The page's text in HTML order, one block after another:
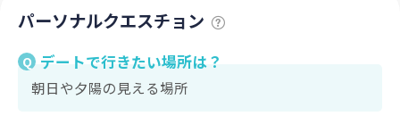
パーソナルクエスチョン
Q デートで行きたい場所は？
朝日や夕陽の見える場所